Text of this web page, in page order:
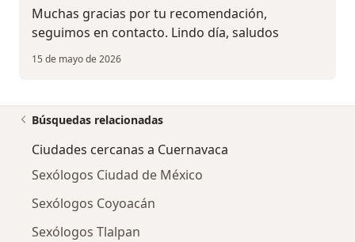
Muchas gracias por tu recomendación,
seguimos en contacto. Lindo día, saludos
15 de mayo de 2026
Búsquedas relacionadas
Ciudades cercanas a Cuernavaca
Sexólogos Ciudad de México
Sexólogos Coyoacán
Sexólogos Tlalpan